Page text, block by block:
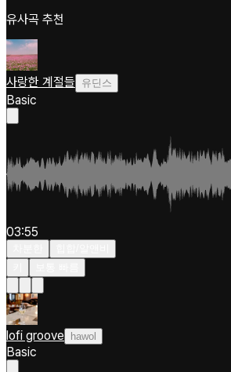
유사곡 추천
사랑한 계절들 유딘스
Basic
03:55
lofi groove hawol
Basic